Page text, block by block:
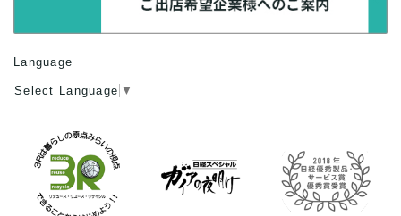
Language
Select Language ▼